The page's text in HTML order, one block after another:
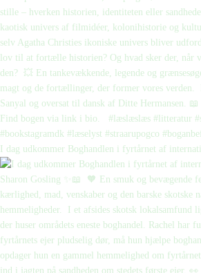
I dag udkommer Boghandlen i fyrtårnet af internati